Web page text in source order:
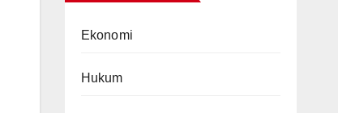
Ekonomi
Hukum